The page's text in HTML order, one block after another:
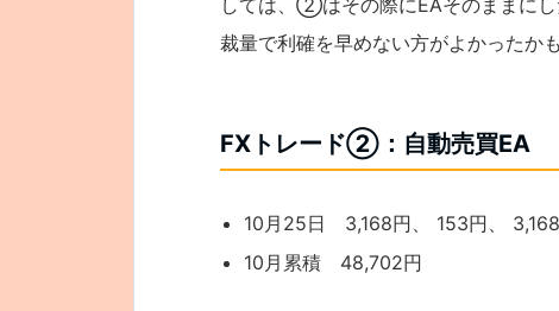
裁量で利確を早めない方がよかったか
FXトレード②：自動売買EA
10月25日 3,168円、 153円、
10月累積 48,702円